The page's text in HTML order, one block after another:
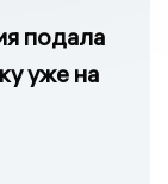
подала
уже на